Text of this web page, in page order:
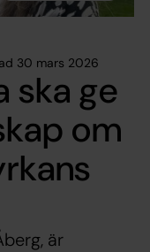
30 mars 2026
ska ge
om
är